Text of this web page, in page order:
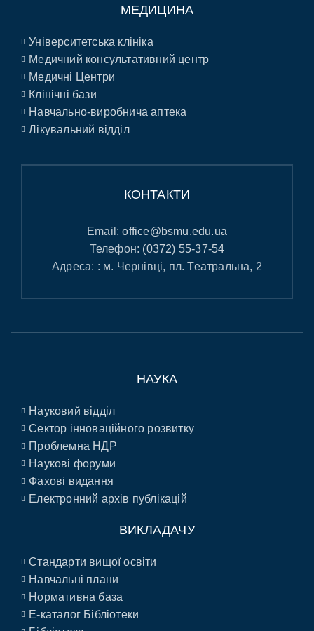
МЕДИЦИНА
Університетська клініка
Медичний консультативний центр
Медичні Центри
Клінічні бази
Навчально-виробнича аптека
Лікувальний відділ
КОНТАКТИ
Email:office@bsmu.edu.ua
Телефон: (0372) 55-37-54
Адреса: : м. Чернівці, пл. Театральна, 2
НАУКА
Науковий відділ
Сектор інноваційного розвитку
Проблемна НДР
Наукові форуми
Фахові видання
Електронний архів публікацій
ВИКЛАДАЧУ
Стандарти вищої освіти
Навчальні плани
Нормативна база
E-каталог Бібліотеки